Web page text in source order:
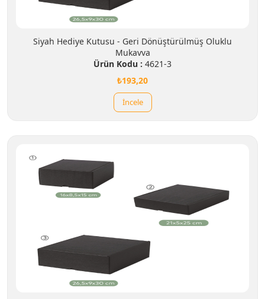
Siyah Hediye Kutusu - Geri Dönüştürülmüş Oluklu
Mukavva
Ürün Kodu : 4621-3
₺193,20
İncele